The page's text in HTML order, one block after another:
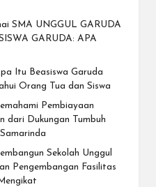
SMA UNGGUL GARUDA
GARUDA: APA
Itu Beasiswa Garuda
Orang Tua dan Siswa
Pembiayaan
dari Dukungan Tumbuh
Sekolah Unggul
Pengembangan Fasilitas